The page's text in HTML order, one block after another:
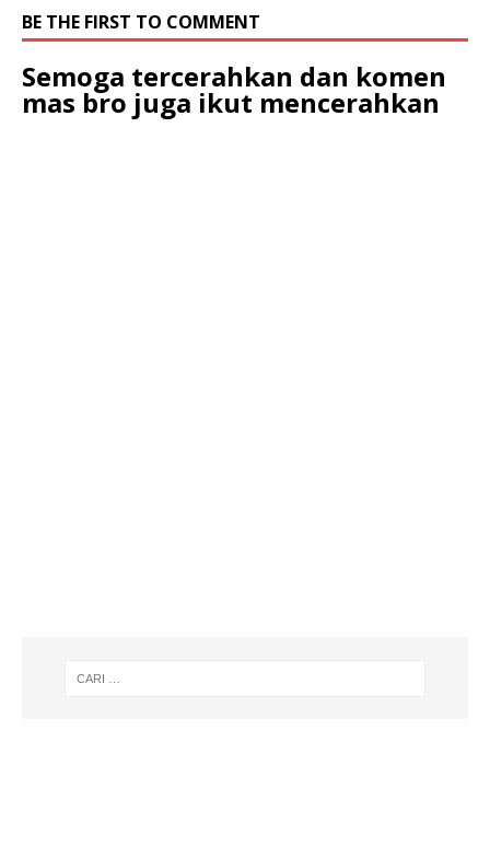
BE THE FIRST TO COMMENT
Semoga tercerahkan dan komen
mas bro juga ikut mencerahkan